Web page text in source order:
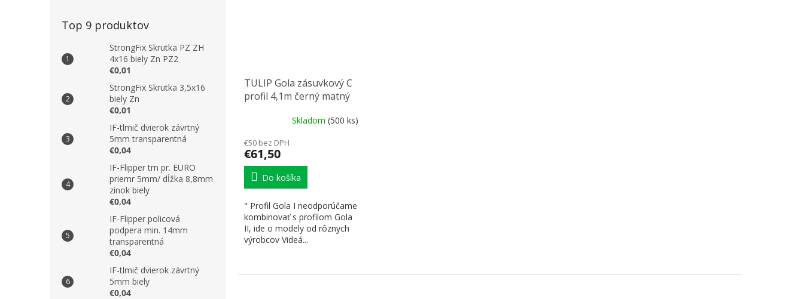
Top 9 produktov
StrongFix Skrutka PZ ZH
4x16 biely Zn PZ2
€0,01
StrongFix Skrutka 3,5x16
biely Zn
€0,01
IF-tlmič dvierok závrtný
5mm transparentná
€0,04
IF-Flipper trn pr. EURO
priemr 5mm/ dĺžka 8,8mm
zinok biely
€0,04
IF-Flipper policová
podpera min. 14mm
transparentná
€0,04
IF-tlmič dvierok závrtný
5mm biely
€0,04
TULIP Gola zásuvkový C
profil 4,1m černý matný
Skladom (500 ks)
€50 bez DPH
€61,50
Do košíka
" Profil Gola I neodporúčame
kombinovať s profilom Gola
II, ide o modely od rôznych
výrobcov Videá...